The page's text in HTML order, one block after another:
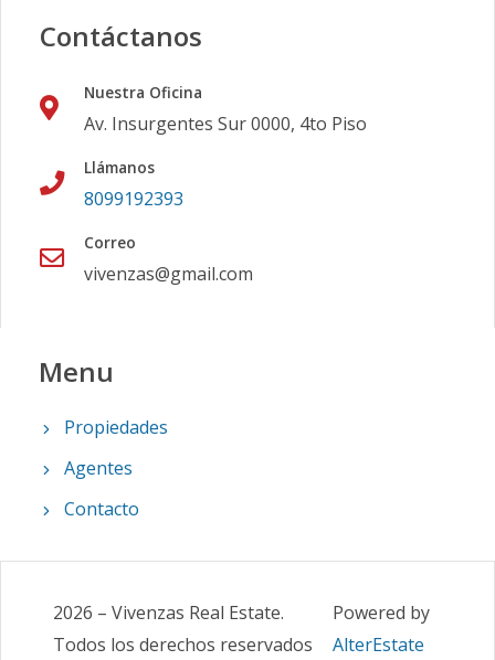
Contáctanos
Nuestra Oficina
Av. Insurgentes Sur 0000, 4to Piso
Llámanos
8099192393
Correo
vivenzas@gmail.com
Menu
Propiedades
Agentes
Contacto
2026 – Vivenzas Real Estate.
Todos los derechos reservados
Powered by
AlterEstate